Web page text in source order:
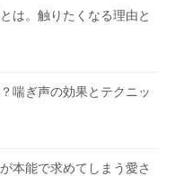
は。触りたくなる理由と
喘ぎ声の効果とテクニッ
本能で求めてしまう愛さ